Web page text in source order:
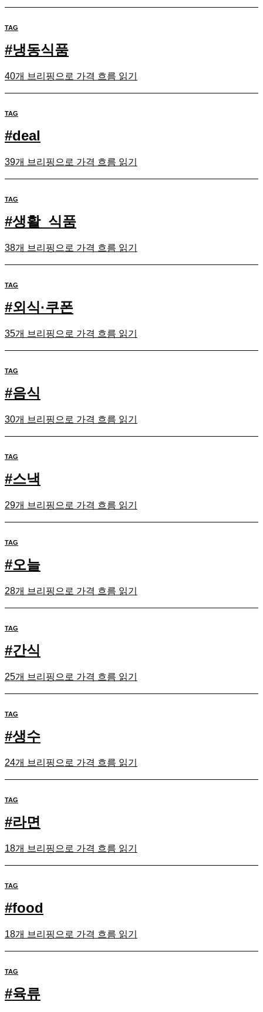
TAG
#냉동식품
40개 브리핑으로 가격 흐름 읽기
TAG
#deal
39개 브리핑으로 가격 흐름 읽기
TAG
#생활_식품
38개 브리핑으로 가격 흐름 읽기
TAG
#외식·쿠폰
35개 브리핑으로 가격 흐름 읽기
TAG
#음식
30개 브리핑으로 가격 흐름 읽기
TAG
#스낵
29개 브리핑으로 가격 흐름 읽기
TAG
#오늘
28개 브리핑으로 가격 흐름 읽기
TAG
#간식
25개 브리핑으로 가격 흐름 읽기
TAG
#생수
24개 브리핑으로 가격 흐름 읽기
TAG
#라면
18개 브리핑으로 가격 흐름 읽기
TAG
#food
18개 브리핑으로 가격 흐름 읽기
TAG
#육류